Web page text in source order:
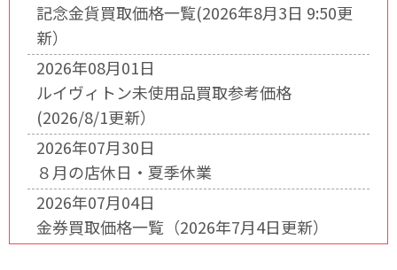
記念金貨買取価格一覧(2026年8月3日 9:50更
新）
2026年08月01日
ルイヴィトン未使用品買取参考価格
(2026/8/1更新）
2026年07月30日
８月の店休日・夏季休業
2026年07月04日
金券買取価格一覧（2026年7月4日更新）